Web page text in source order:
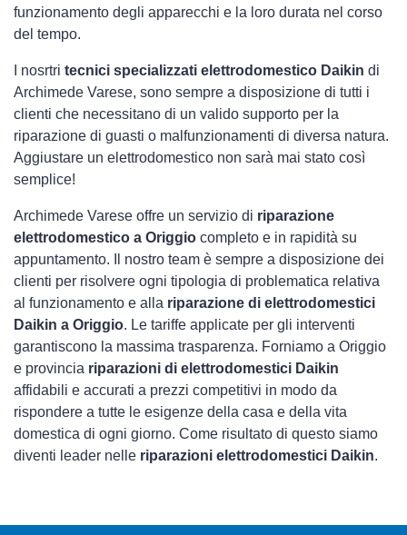
funzionamento degli apparecchi e la loro durata nel corso
del tempo.
I nosrtri tecnici specializzati elettrodomestico Daikin di
Archimede Varese, sono sempre a disposizione di tutti i
clienti che necessitano di un valido supporto per la
riparazione di guasti o malfunzionamenti di diversa natura.
Aggiustare un elettrodomestico non sarà mai stato così
semplice!
Archimede Varese offre un servizio di riparazione
elettrodomestico a Origgio completo e in rapidità su
appuntamento. Il nostro team è sempre a disposizione dei
clienti per risolvere ogni tipologia di problematica relativa
al funzionamento e alla riparazione di elettrodomestici
Daikin a Origgio. Le tariffe applicate per gli interventi
garantiscono la massima trasparenza. Forniamo a Origgio
e provincia riparazioni di elettrodomestici Daikin
affidabili e accurati a prezzi competitivi in modo da
rispondere a tutte le esigenze della casa e della vita
domestica di ogni giorno. Come risultato di questo siamo
diventi leader nelle riparazioni elettrodomestici Daikin.